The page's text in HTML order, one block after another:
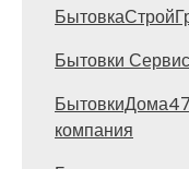
Бытовки
компания